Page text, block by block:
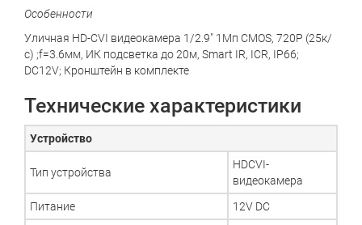
Особенности
Уличная HD-CVI видеокамера 1/2.9" 1Mп CMOS, 720P (25к/
с) ;f=3.6мм, ИК подсветка до 20м, Smart IR, ICR, IP66;
DC12V; Кронштейн в комплекте
Технические характеристики
Устройство
Тип устройства
HDCVI-
видеокамера
Питание
12V DC